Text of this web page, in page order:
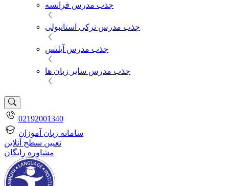
جذب مدرس فرانسه
جذب مدرس ترکی استانبولی
جذب مدرس آیلتس
جذب مدرس سایر زبان ها
02192001340
سامانه زبان آموزان
تعیین سطح آنلاین
مشاوره رایگان